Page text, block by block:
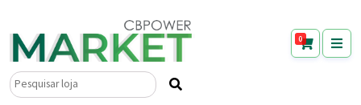
0
Pesquisar